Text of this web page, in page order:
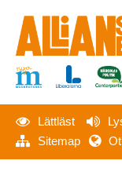
HEMLättläst
Sitemap